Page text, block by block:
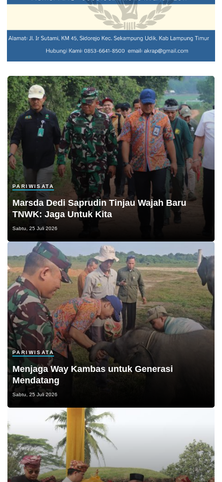
PARIWISATA
Marsda Dedi Saprudin Tinjau Wajah Baru
TNWK: Jaga Untuk Kita
Sabtu, 25 Juli 2026
PARIWISATA
Menjaga Way Kambas untuk Generasi
Mendatang
Sabtu, 25 Juli 2026